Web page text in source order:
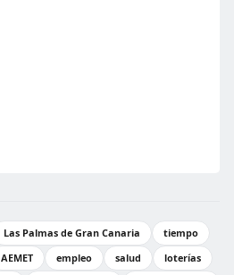
Las Palmas de Gran Canaria
tiempo
AEMET empleo salud
loterías